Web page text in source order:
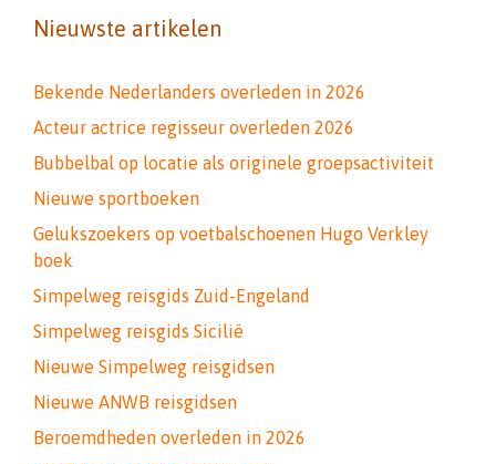
Nieuwste artikelen
Bekende Nederlanders overleden in 2026
Acteur actrice regisseur overleden 2026
Bubbelbal op locatie als originele groepsactiviteit
Nieuwe sportboeken
Gelukszoekers op voetbalschoenen Hugo Verkley
boek
Simpelweg reisgids Zuid-Engeland
Simpelweg reisgids Sicilië
Nieuwe Simpelweg reisgidsen
Nieuwe ANWB reisgidsen
Beroemdheden overleden in 2026